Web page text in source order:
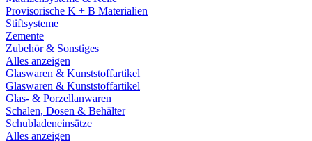
Provisorische K + B Materialien
Stiftsysteme
Zemente
Zubehör & Sonstiges
Alles anzeigen
Glaswaren & Kunststoffartikel
Glaswaren & Kunststoffartikel
Glas- & Porzellanwaren
Schalen, Dosen & Behälter
Schubladeneinsätze
Alles anzeigen